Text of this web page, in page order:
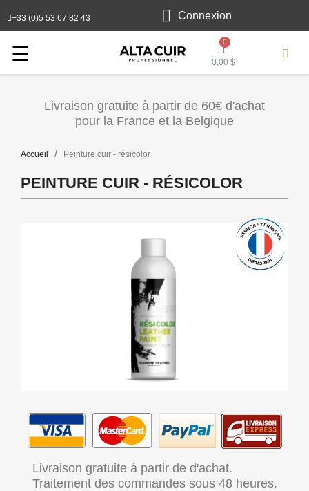
+33 (0)5 53 67 82 43 Connexion
Toggle
navigation
☰ 0,00 $
Livraison gratuite à partir de 60€ d'achat
pour la France et la Belgique
Accueil Peinture cuir - résicolor
PEINTURE CUIR - RÉSICOLOR
Livraison gratuite à partir de d'achat.
Traitement des commandes sous 48 heures.